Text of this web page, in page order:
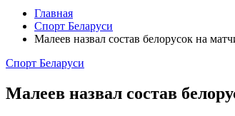
Главная
Спорт Беларуси
Малеев назвал состав белорусок на
Спорт Беларуси
Малеев назвал состав